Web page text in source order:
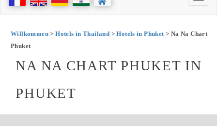
Willkommen>Hotels in Thailand >Hotels in Phuket> Na Na Chart
Phuket
NA NA CHART PHUKET IN
PHUKET